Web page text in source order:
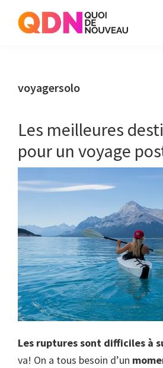
site
voyagersolo
Les meilleures
pour un voyage
Les ruptures sont difficiles à
va! On a tous besoin d’un